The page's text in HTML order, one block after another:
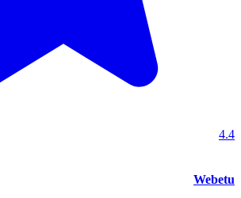
4.4
Webetu